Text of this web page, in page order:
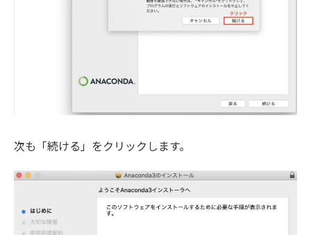
次も「続ける」をクリックします。